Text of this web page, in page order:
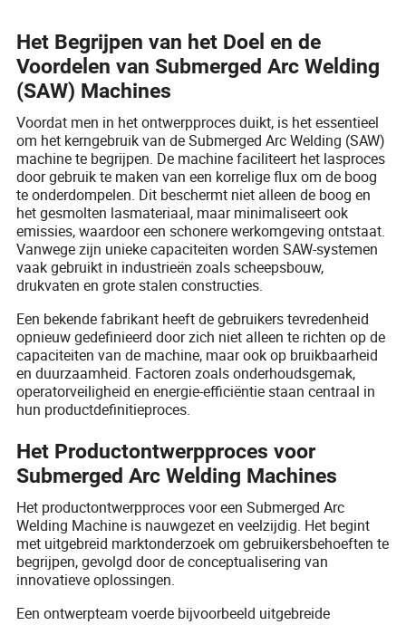
Het Begrijpen van het Doel en de
Voordelen van Submerged Arc Welding
(SAW) Machines
Voordat men in het ontwerpproces duikt, is het essentieel
om het kerngebruik van de Submerged Arc Welding (SAW)
machine te begrijpen. De machine faciliteert het lasproces
door gebruik te maken van een korrelige flux om de boog
te onderdompelen. Dit beschermt niet alleen de boog en
het gesmolten lasmateriaal, maar minimaliseert ook
emissies, waardoor een schonere werkomgeving ontstaat.
Vanwege zijn unieke capaciteiten worden SAW-systemen
vaak gebruikt in industrieën zoals scheepsbouw,
drukvaten en grote stalen constructies.
Een bekende fabrikant heeft de gebruikers tevredenheid
opnieuw gedefinieerd door zich niet alleen te richten op de
capaciteiten van de machine, maar ook op bruikbaarheid
en duurzaamheid. Factoren zoals onderhoudsgemak,
operatorveiligheid en energie-efficiëntie staan centraal in
hun productdefinitieproces.
Het Productontwerpproces voor
Submerged Arc Welding Machines
Het productontwerpproces voor een Submerged Arc
Welding Machine is nauwgezet en veelzijdig. Het begint
met uitgebreid marktonderzoek om gebruikersbehoeften te
begrijpen, gevolgd door de conceptualisering van
innovatieve oplossingen.
Een ontwerpteam voerde bijvoorbeeld uitgebreide